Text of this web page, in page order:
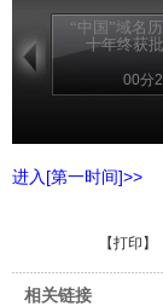
“中国”域名
十年终获批
00分
进入[第一时间]>>
【打印 】
相关链接